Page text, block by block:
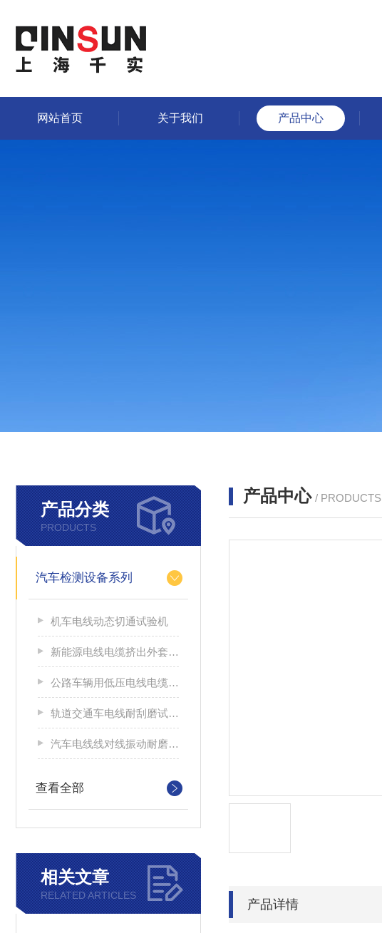
网站首页 关于我们 产品中心
产品分类
PRODUCTS
汽车检测设备系列
机车电线动态切通试验机
新能源电线电缆挤出外套刮磨试验仪
公路车辆用低压电线电缆耐刮磨试验机
轨道交通车电线耐刮磨试验机
汽车电线线对线振动耐磨试验机
查看全部
相关文章
RELATED ARTICLES
产品中心 / PRODUCTS
产品详情